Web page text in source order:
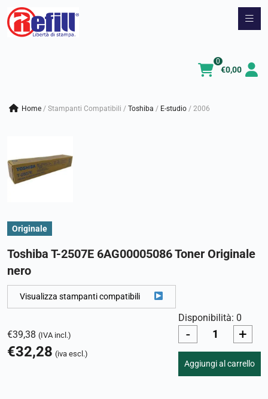
Vai
€0,00
0
Home / Stampanti Compatibili / toshiba / e-studio / 2006
Originale
Toshiba T-2507E 6AG00005086 Toner Originale
nero
Visualizza stampanti compatibili
€39,38 (IVA incl.)
€32,28 (iva escl.)
Disponibilità: 0
- +
Aggiungi al carrello